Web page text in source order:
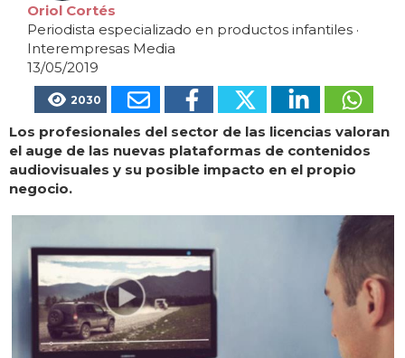
Oriol Cortés
Periodista especializado en productos infantiles ·
Interempresas Media
13/05/2019
2030
Los profesionales del sector de las licencias valoran
el auge de las nuevas plataformas de contenidos
audiovisuales y su posible impacto en el propio
negocio.